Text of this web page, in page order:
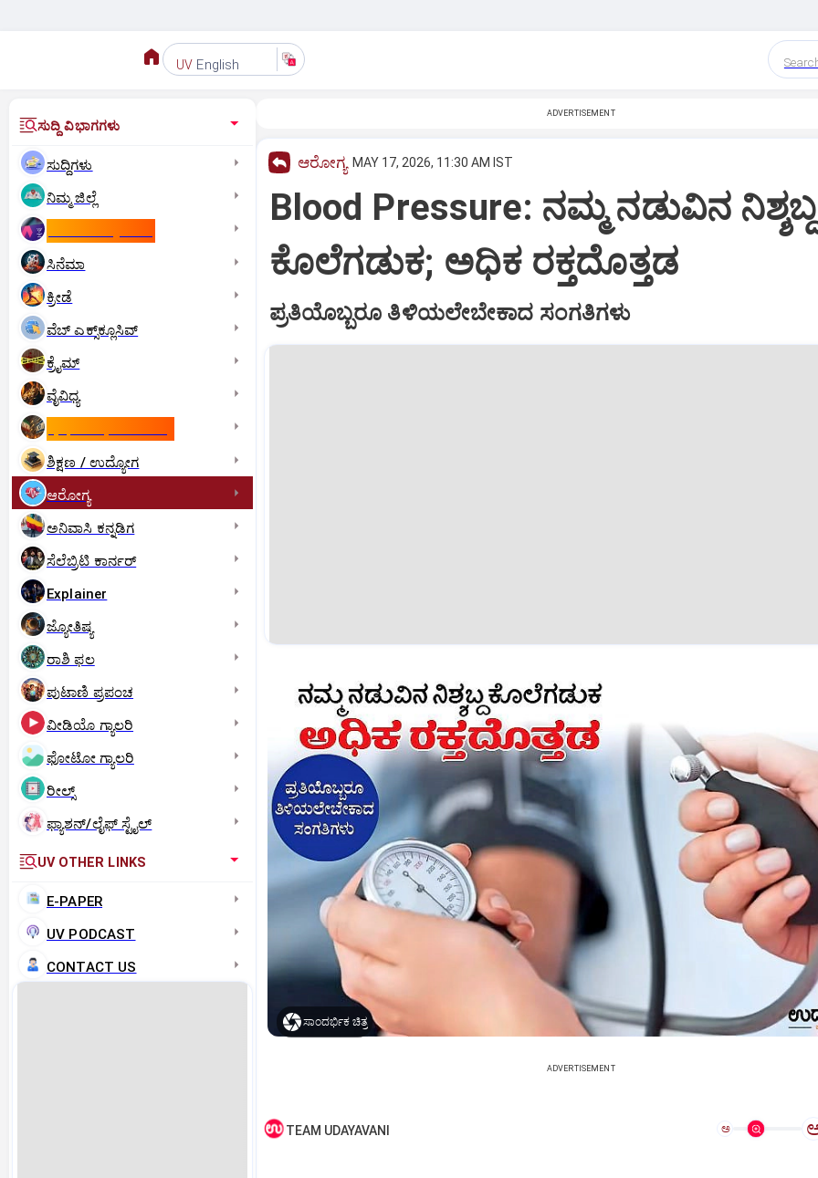
UV English
ಸುದ್ದಿ ವಿಭಾಗಗಳು
ಸುದ್ದಿಗಳು
ನಿಮ್ಮ ಜಿಲ್ಲೆ
ಸಿನೆಮಾ
ಕ್ರೀಡೆ
ವೆಬ್ ಎಕ್ಸ್‌ಕ್ಲೂಸಿವ್
ಕ್ರೈಮ್
ವೈವಿಧ್ಯ
ಶಿಕ್ಷಣ / ಉದ್ಯೋಗ
ಆರೋಗ್ಯ
ಅನಿವಾಸಿ ಕನ್ನಡಿಗ
ಸೆಲೆಬ್ರಿಟಿ ಕಾರ್ನರ್‌
Explainer
ಜ್ಯೋತಿಷ್ಯ
ರಾಶಿ ಫಲ
ಪುಟಾಣಿ ಪ್ರಪಂಚ
ವೀಡಿಯೊ ಗ್ಯಾಲರಿ
ಫೋಟೋ ಗ್ಯಾಲರಿ
ರೀಲ್ಸ್
ಫ್ಯಾಶನ್/ಲೈಫ್‌ ಸ್ಟೈಲ್
UV OTHER LINKS
E-PAPER
UV PODCAST
CONTACT US
ADVERTISEMENT
ಆರೋಗ್ಯ MAY 17, 2026, 11:30 AM IST
Blood Pressure: ನಮ್ಮ ನಡುವಿನ ನಿಶ್ಶಬ್ದ
ಕೊಲೆಗಡುಕ; ಅಧಿಕ ರಕ್ತದೊತ್ತಡ
ಪ್ರತಿಯೊಬ್ಬರೂ ತಿಳಿಯಲೇಬೇಕಾದ ಸಂಗತಿಗಳು
ಸಾಂದರ್ಭಿಕ ಚಿತ್ರ
ADVERTISEMENT
TEAM UDAYAVANI ಅ